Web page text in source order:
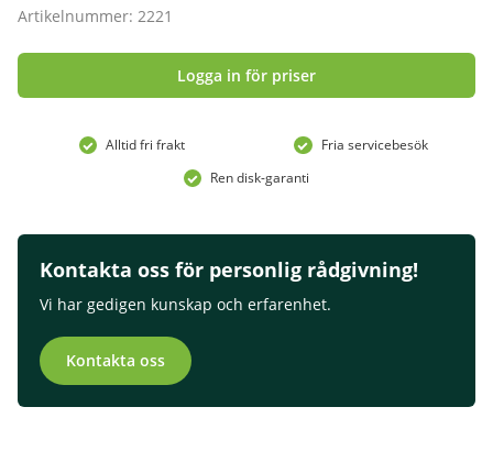
Artikelnummer: 2221
Logga in för priser
Alltid fri frakt
Fria servicebesök
Ren disk-garanti
Kontakta oss för personlig rådgivning!
Vi har gedigen kunskap och erfarenhet.
Kontakta oss